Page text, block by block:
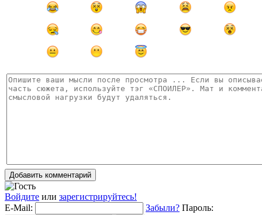
Добавить комментарий
Войдите или зарегистрируйтесь!
E-Mail:
Забыли? Пароль: